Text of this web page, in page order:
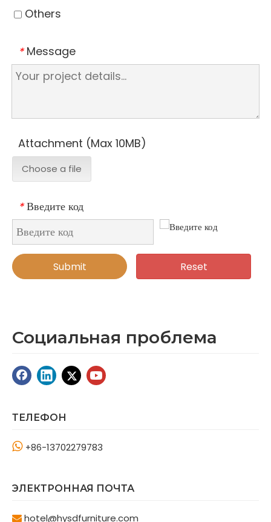
Others
* Message
Attachment (Max 10MB)
Choose a file
* Введите код
Submit Reset
Социальная проблема
ТЕЛЕФОН
 +86-13702279783
ЭЛЕКТРОННАЯ ПОЧТА
 hotel@hysdfurniture.com